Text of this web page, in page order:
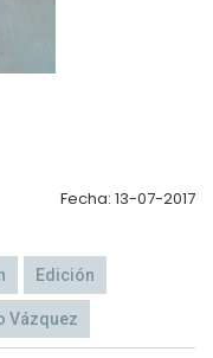
Fecha: 13-07-2017
Edición
Vázquez